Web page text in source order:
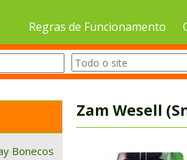
Regras de Funcionamento
Bonecos
Zam Wesell